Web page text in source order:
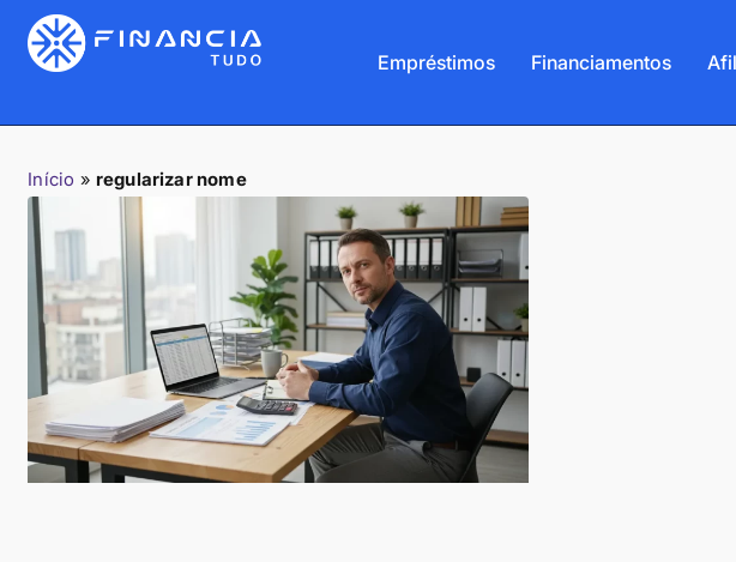
Empréstimos Financiamentos
Início » regularizar nome